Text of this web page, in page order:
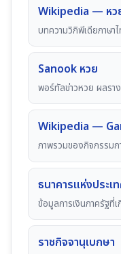
Wikipedia — หว
บทความวิกิพีเดียภาษ
Sanook หวย
พอร์ทัลข่าวหวย ผลรา
Wikipedia —
ภาพรวมของกิจกรรม
ธนาคารแห่งประเ
ข้อมูลการเงินภาครัฐที่
ราชกิจจานุเบกษา